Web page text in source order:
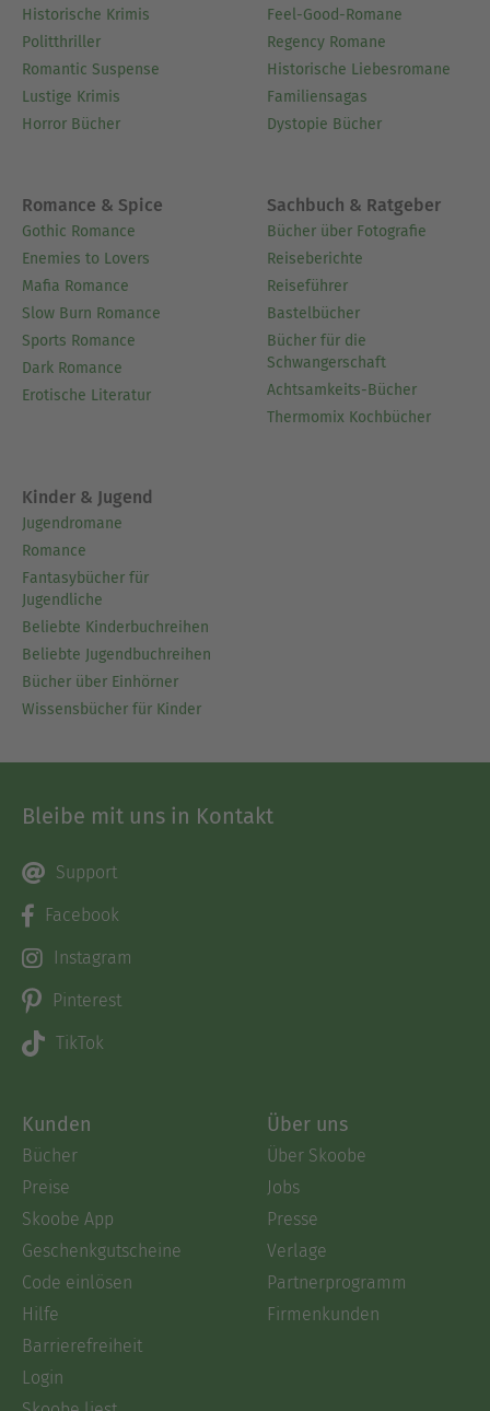
Historische Krimis
Politthriller
Romantic Suspense
Lustige Krimis
Horror Bücher
Feel-Good-Romane
Regency Romane
Historische Liebesromane
Familiensagas
Dystopie Bücher
Romance & Spice
Gothic Romance
Enemies to Lovers
Mafia Romance
Slow Burn Romance
Sports Romance
Dark Romance
Erotische Literatur
Sachbuch & Ratgeber
Bücher über Fotografie
Reiseberichte
Reiseführer
Bastelbücher
Bücher für die
Schwangerschaft
Achtsamkeits-Bücher
Thermomix Kochbücher
Kinder & Jugend
Jugendromane
Romance
Fantasybücher für
Jugendliche
Beliebte Kinderbuchreihen
Beliebte Jugendbuchreihen
Bücher über Einhörner
Wissensbücher für Kinder
Bleibe mit uns in Kontakt
Support
Facebook
Instagram
Pinterest
TikTok
Kunden
Bücher
Preise
Skoobe App
Geschenkgutscheine
Code einlösen
Hilfe
Barrierefreiheit
Login
Über uns
Über Skoobe
Jobs
Presse
Verlage
Partnerprogramm
Firmenkunden